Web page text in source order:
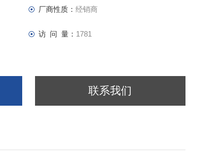
厂商性质： 经销商
访 问 量： 1781
联系我们